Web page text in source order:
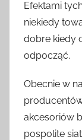
Efektami
niekiedy
dobre kiedy
odpocząć.
Obecnie w
akcesoriów
pospolite